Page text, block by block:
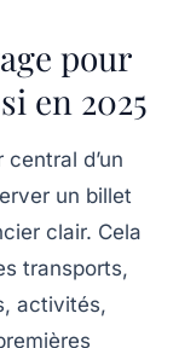
pour
en 2025
d’un
un billet
clair. Cela
transports,
activités,